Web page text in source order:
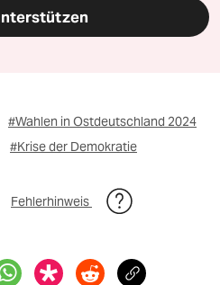
#Wahlen in Ostdeutschland 2024
#Krise der Demokratie
Fehlerhinweis